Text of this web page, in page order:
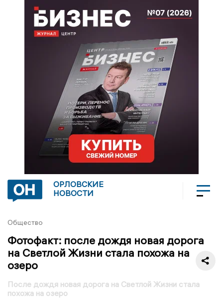
ОРЛОВСКИЕ
НОВОСТИ
Общество
Фотофакт: после дождя новая дорога
на Светлой Жизни стала похожа на
озеро
После дождя новая дорога на Светлой Жизни стала
похожа на озеро